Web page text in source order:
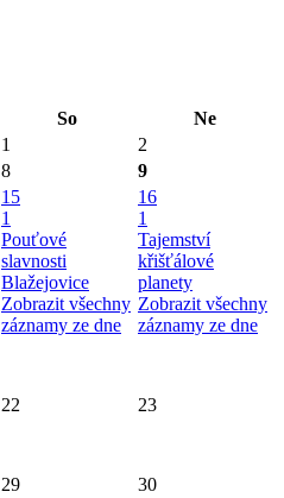
So
Ne
1
2
8 9
15
1
Pouťové
slavnosti
Blažejovice
Zobrazit všechny
záznamy ze dne
16
1
Tajemství
křišťálové
planety
Zobrazit všechny
záznamy ze dne
22 23
29
30